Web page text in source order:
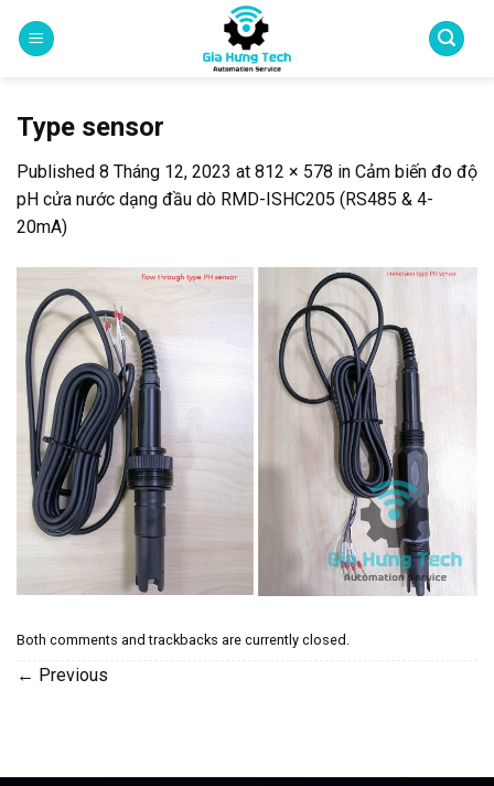
Type sensor
Published 8 Tháng 12, 2023 at 812 × 578 in Cảm biến đo độ
pH cửa nước dạng đầu dò RMD-ISHC205 (RS485 & 4-
20mA)
Both comments and trackbacks are currently closed.
← Previous